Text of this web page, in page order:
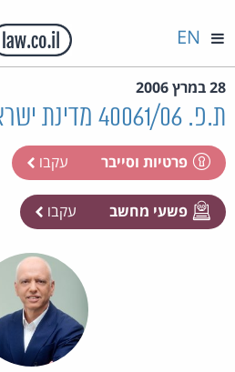
EN
28 במרץ 2006
ת.פ. 40061/06 מדינת ישראל נ' האפרתי
פרטיות וסייבר עקבו
פשעי מחשב עקבו